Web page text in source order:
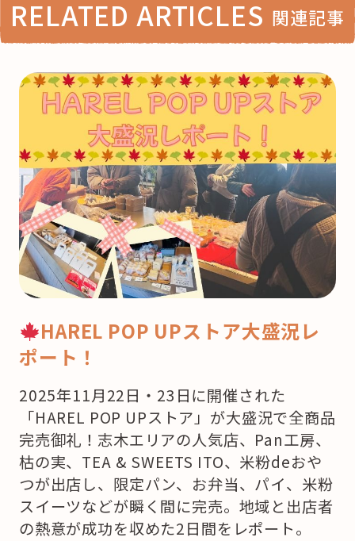
RELATED ARTICLES 関連記事
HAREL POP UPストア大盛況レ
ポート！
2025年11月22日・23日に開催された
「HAREL POP UPストア」が大盛況で全商品
完売御礼！志木エリアの人気店、Pan工房、
枯の実、TEA & SWEETS ITO、米粉deおや
つが出店し、限定パン、お弁当、パイ、米粉
スイーツなどが瞬く間に完売。地域と出店者
の熱意が成功を収めた2日間をレポート。